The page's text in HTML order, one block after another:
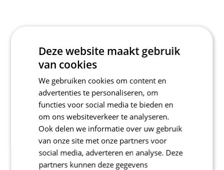
Deze website maakt gebruik
van cookies
We gebruiken cookies om content en
advertenties te personaliseren, om
functies voor social media te bieden en
om ons websiteverkeer te analyseren.
Ook delen we informatie over uw gebruik
van onze site met onze partners voor
social media, adverteren en analyse. Deze
partners kunnen deze gegevens